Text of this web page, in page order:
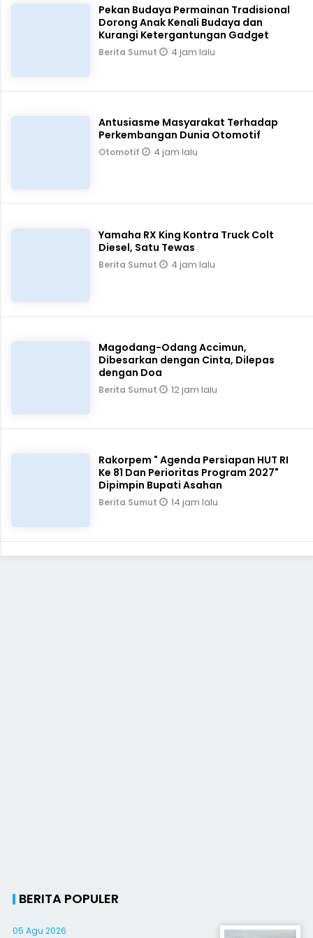
Pekan Budaya Permainan Tradisional
Dorong Anak Kenali Budaya dan
Kurangi Ketergantungan Gadget
Berita Sumut 4 jam lalu
Antusiasme Masyarakat Terhadap
Perkembangan Dunia Otomotif
Otomotif 4 jam lalu
Yamaha RX King Kontra Truck Colt
Diesel, Satu Tewas
Berita Sumut 4 jam lalu
Magodang-Odang Accimun,
Dibesarkan dengan Cinta, Dilepas
dengan Doa
Berita Sumut 12 jam lalu
Rakorpem " Agenda Persiapan HUT RI
Ke 81 Dan Perioritas Program 2027"
Dipimpin Bupati Asahan
Berita Sumut 14 jam lalu
BERITA POPULER
05 Agu 2026